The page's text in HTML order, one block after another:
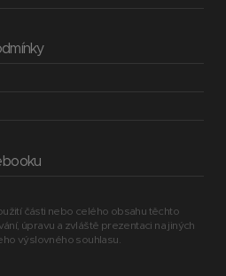
části nebo celého obsahu těchto
úpravu a zvláště prezentaci na jiných
výslovného souhlasu.